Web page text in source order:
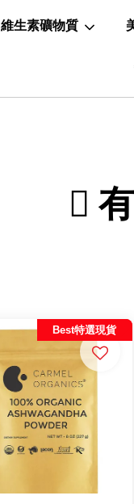
維生素礦物質

Best特選現貨